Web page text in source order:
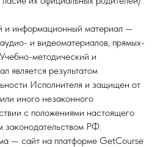
и информационный материал —
и видеоматериалов, прямых-
методический и
является результатом
Исполнителя и защищен от
иного незаконного
с положениями настоящего
РФ.
— сайт на платформе GetCourse